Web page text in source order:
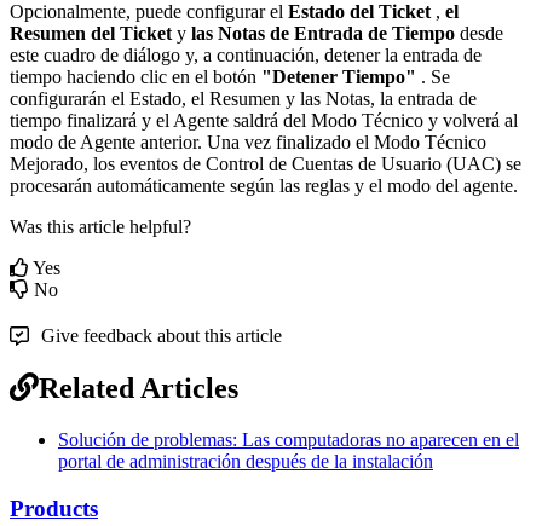
Opcionalmente, puede configurar el Estado del Ticket , el
Resumen del Ticket y las Notas de Entrada de Tiempo desde
este cuadro de diálogo y, a continuación, detener la entrada de
tiempo haciendo clic en el botón "Detener Tiempo" . Se
configurarán el Estado, el Resumen y las Notas, la entrada de
tiempo finalizará y el Agente saldrá del Modo Técnico y volverá al
modo de Agente anterior. Una vez finalizado el Modo Técnico
Mejorado, los eventos de Control de Cuentas de Usuario (UAC) se
procesarán automáticamente según las reglas y el modo del agente.
Was this article helpful?
Yes
No
Give feedback about this article
Related Articles
Solución de problemas: Las computadoras no aparecen en el
portal de administración después de la instalación
Products